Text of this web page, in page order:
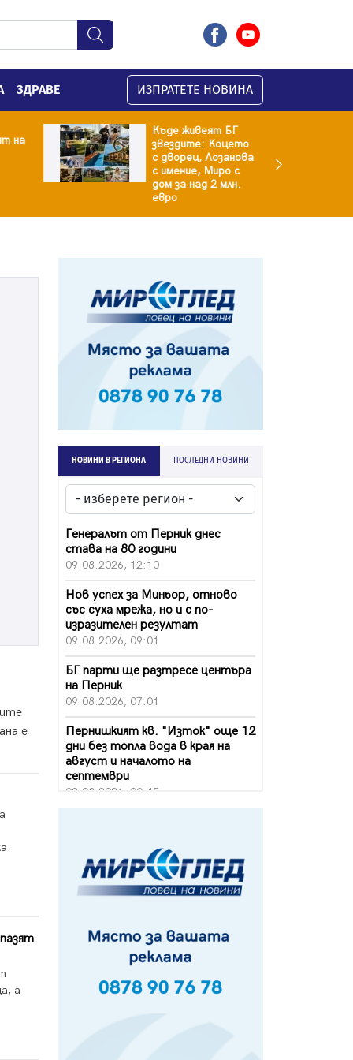
ЗДРАВЕ ИЗПРАТЕТЕ НОВИНА
на
Къде живеят БГ
звездите: Коцето
с дворец, Лозанова
с имение, Миро с
дом за над 2 млн.
евро
е
а
НОВИНИ В РЕГИОНА ПОСЛЕДНИ НОВИНИ
Генералът от Перник днес
става на 80 години
09.08.2026, 12:10
Нов успех за Миньор, отново
със суха мрежа, но и с по-
изразителен резултат
09.08.2026, 09:01
БГ парти ще разтресе центъра
на Перник
09.08.2026, 07:01
Пернишкият кв. "Изток" още 12
дни без топла вода в края на
август и началото на
септември
09.08.2026, 00:45
08.08.2026, 00:24
Феновете на "Миньор"
превземат Разлог
Ремонтът на ул. "Ален мак" в
Перник е в заключителен етап